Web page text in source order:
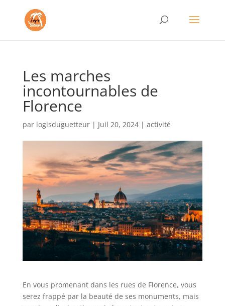
Les marches
incontournables de
Florence
par logisduguetteur| Juil 20, 2024| activité
En vous promenant dans les rues de Florence, vous
serez frappé par la beauté de ses monuments, mais